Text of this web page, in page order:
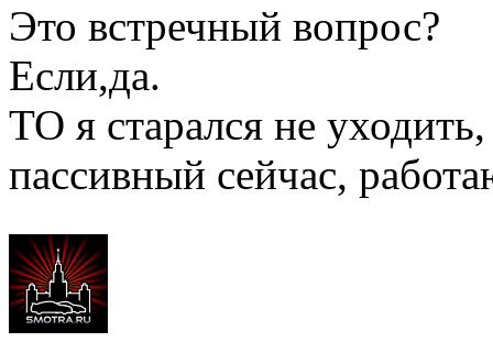
Это встречный вопрос?
Если,да.
ТО я старался не
пассивный сейчас,